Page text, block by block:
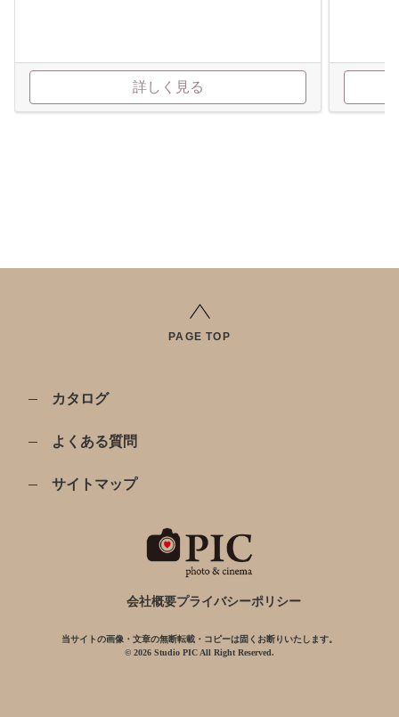
詳しく見る
PAGE TOP
カタログ
よくある質問
サイトマップ
会社概要プライバシーポリシー
当サイトの画像・文章の無断転載・コピーは固くお断りいたします。
© 2026 Studio PIC All Right Reserved.